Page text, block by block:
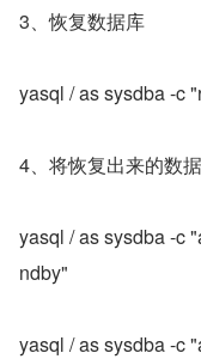
3、恢复数据库
yasql / as sysdba -c
4、将恢复出来的数
yasql / as sysdba -c
ndby"
yasql / as sysdba -c